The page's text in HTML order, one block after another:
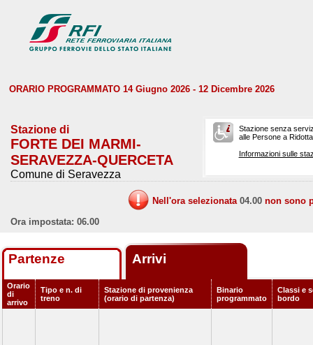
ORARIO PROGRAMMATO 14 Giugno 2026 - 12 Dicembre 2026
Stazione di
FORTE DEI MARMI-
SERAVEZZA-QUERCETA
Comune di Seravezza
Stazione senza
alle Persone a
Informazioni sulle
Nell'ora selezionata 04.00 non sono
Ora impostata: 06.00
Partenze Arrivi
Orario
di
arrivo
Tipo e n. di
treno
Stazione di provenienza
(orario di partenza)
Binario
programmato
Classi e
bordo